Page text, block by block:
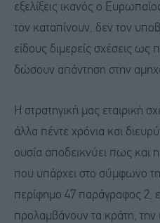
εξελίξεις ικανός ο
τον καταπίνουν, δεν τον
είδους διμερείς σχέσεις ως
δώσουν απάντηση στην
Η στρατηγική μας εταιρική
άλλα πέντε χρόνια και
ουσία αποδεικνύει πως και
που υπάρχει στο σύμφωνο
περίφημο 47 παράγραφος 2,
προλαμβάνουν τα κράτη, την